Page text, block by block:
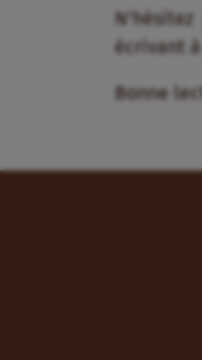
écrivant à
Bonne